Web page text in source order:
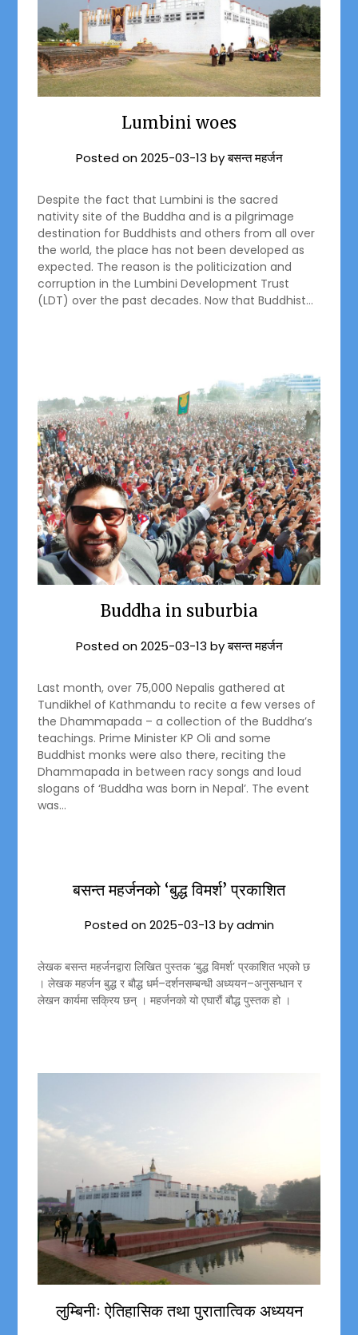
Lumbini woes
Posted on2025-03-13 byबसन्त महर्जन
Despite the fact that Lumbini is the sacred
nativity site of the Buddha and is a pilgrimage
destination for Buddhists and others from all over
the world, the place has not been developed as
expected. The reason is the politicization and
corruption in the Lumbini Development Trust
(LDT) over the past decades. Now that Buddhist…
Buddha in suburbia
Posted on2025-03-13 byबसन्त महर्जन
Last month, over 75,000 Nepalis gathered at
Tundikhel of Kathmandu to recite a few verses of
the Dhammapada – a collection of the Buddha’s
teachings. Prime Minister KP Oli and some
Buddhist monks were also there, reciting the
Dhammapada in between racy songs and loud
slogans of ‘Buddha was born in Nepal’. The event
was…
बसन्त महर्जनको ‘बुद्ध विमर्श’ प्रकाशित
Posted on2025-03-13 byadmin
लेखक बसन्त महर्जनद्वारा लिखित पुस्तक ‘बुद्ध विमर्श’ प्रकाशित भएको छ
। लेखक महर्जन बुद्ध र बौद्ध धर्म–दर्शनसम्बन्धी अध्ययन–अनुसन्धान र
लेखन कार्यमा सक्रिय छन् । महर्जनको यो एघारौं बौद्ध पुस्तक हो ।
लुम्बिनीः ऐतिहासिक तथा पुरातात्विक अध्ययन